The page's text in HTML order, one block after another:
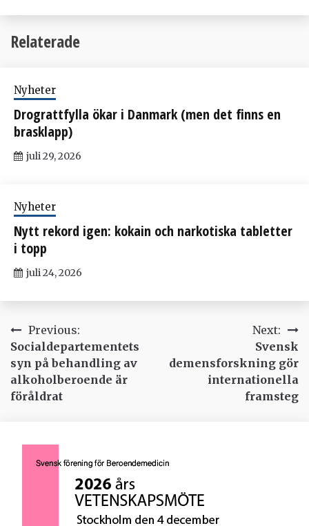
Relaterade
Nyheter
Drograttfylla ökar i Danmark (men det finns en
brasklapp)
juli 29, 2026
Nyheter
Nytt rekord igen: kokain och narkotiska tabletter
i topp
juli 24, 2026
Inläggsnavigering
Previous:
Socialdepartementets
syn på behandling av
alkoholberoende är
föråldrat
Next:
Svensk
demensforskning gör
internationella
framsteg